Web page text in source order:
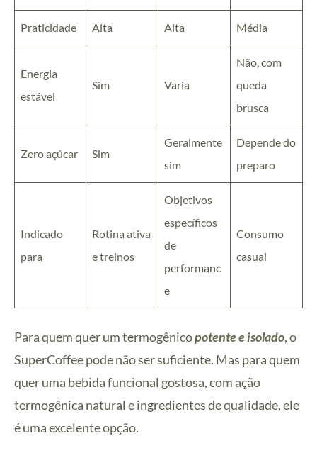
Praticidade Alta Alta Média
Energia
estável
Sim Varia
Não, com
queda
brusca
Zero açúcar Sim
Geralmente
sim
Depende do
preparo
Indicado
para
Rotina ativa
e treinos
Objetivos
específicos
de
performanc
e
Consumo
casual
Para quem quer um termogênicopotente e isolado, o
SuperCoffee pode não ser suficiente. Mas para quem
quer uma bebida funcional gostosa, com ação
termogênica natural e ingredientes de qualidade, ele
é uma excelente opção.